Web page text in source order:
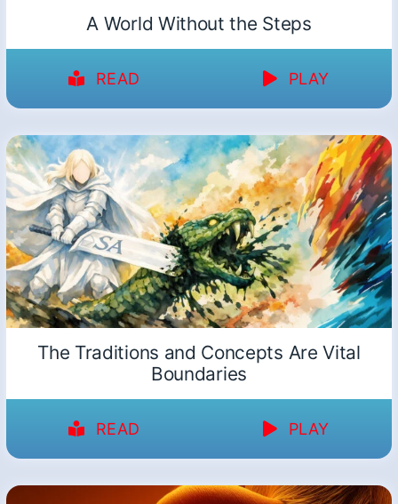
A World Without the Steps
READ PLAY
The Traditions and Concepts Are Vital
Boundaries
READ PLAY